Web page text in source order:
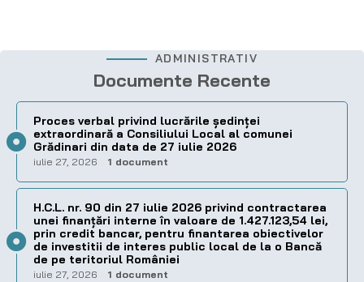
ADMINISTRATIV
Documente Recente
Proces verbal privind lucrările ședinței
extraordinară a Consiliului Local al comunei
Grădinari din data de 27 iulie 2026
iulie 27, 2026 1 document
H.C.L. nr. 90 din 27 iulie 2026 privind contractarea
unei finanțări interne în valoare de 1.427.123,54 lei,
prin credit bancar, pentru finantarea obiectivelor
de investitii de interes public local de la o Bancă
de pe teritoriul României
iulie 27, 2026 1 document